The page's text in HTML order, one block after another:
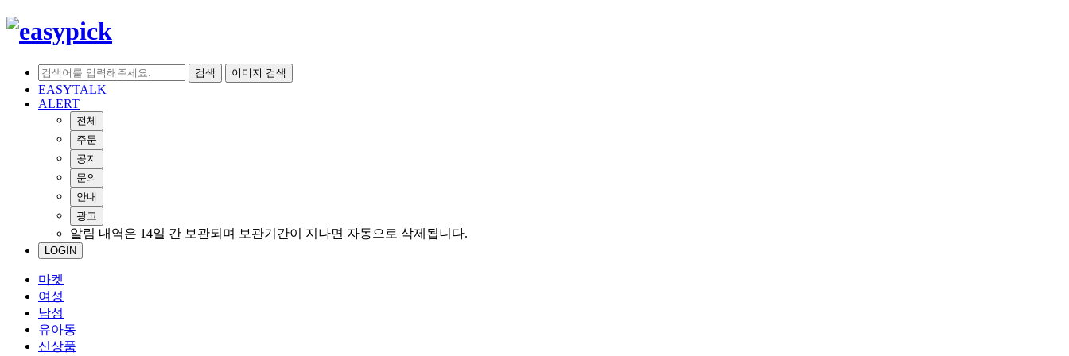
검색 이미지 검색
EASYTALK
ALERT
전체
주문
공지
문의
안내
광고
알림 내역은 14일 간 보관되며 보관기간이 지나면 자동으로 삭제됩니다.
LOGIN
마켓
여성
남성
유아동
신상품